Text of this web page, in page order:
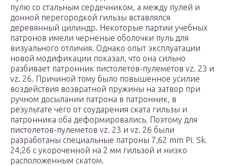
пулю со стальным сердечником, а между пулей и
донной перегородкой гильзы вставлялся
деревянный цилиндр. Некоторые партии учебных
патронов имели черненые оболочки пуль для
визуального отличия. Однако опыт эксплуатации
новой модификации показал, что она сильно
разбивает патронник пистолетов-пулеметов vz. 23 и
vz. 26. Причиной тому было повышенное усилие
воздействия возвратной пружины на затвор при
ручном досылании патрона в патронник, в
результате чего от соударения ската гильзы и
патронника оба деформировались. Поэтому для
пистолетов-пулеметов vz. 23 и vz. 26 были
разработаны специальные патроны 7,62 mm Pi. Sk.
24,26 с укороченной на 2 мм гильзой и низко
расположенным скатом.